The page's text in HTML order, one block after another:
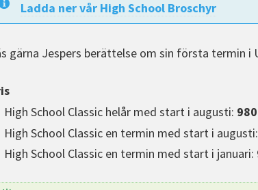
Ladda ner vår High School Broschyr
gärna Jespers berättelse om sin första termin i
High School Classic helår med start i augusti:
High School Classic en termin med start i augusti:
High School Classic en termin med start i januari: